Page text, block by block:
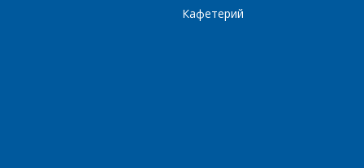
Кафетерий